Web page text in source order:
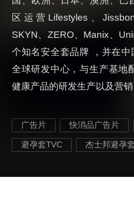
区运营Lifestyles、
SKYN、ZERO、Manix、
个知名安全套品牌 ，并在
全球研发中心，与生产基地
健康产品的研发生产以及营销
广告片 快消品广告片
避孕套TVC 杰士邦避孕